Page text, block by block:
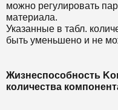
можно регулировать
материала.
Указанные в табл.
быть уменьшено и не
Жизнеспособность
количества